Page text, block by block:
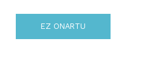
politika
politika
EZ ONARTU